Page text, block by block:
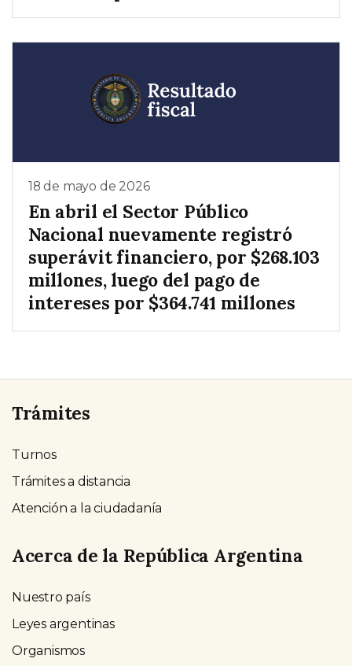
18 de mayo de 2026
En abril el Sector Público
Nacional nuevamente registró
superávit financiero, por $268.103
millones, luego del pago de
intereses por $364.741 millones
Trámites
Turnos
Trámites a distancia
Atención a la ciudadanía
Acerca de la República Argentina
Nuestro país
Leyes argentinas
Organismos